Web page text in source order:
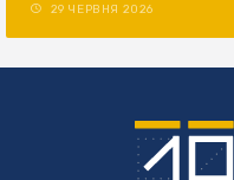
29 ЧЕРВНЯ 2026